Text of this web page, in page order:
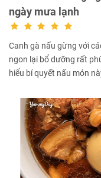
ngày mưa lạnh
Canh gà nấu gừng với
ngon lại bổ dưỡng rất
hiểu bí quyết nấu món